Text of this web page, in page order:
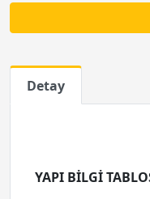
Detay
YAPI BİLGİ